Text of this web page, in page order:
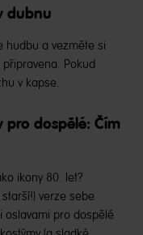
dubnu
hudbu a vezměte si
připravena. Pokud
v kapse.
pro dospělé: Čím
ikony 80. let?
verze sebe
oslavami pro dospělé